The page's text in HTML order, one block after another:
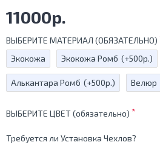
11000р.
ВЫБЕРИТЕ МАТЕРИАЛ (ОБЯЗАТЕЛЬНО)
Экокожа
Экокожа Ромб (+500р.)
Алькантара Ромб (+500р.) Велюр
ВЫБЕРИТЕ ЦВЕТ (обязательно)
Требуется ли Установка Чехлов?